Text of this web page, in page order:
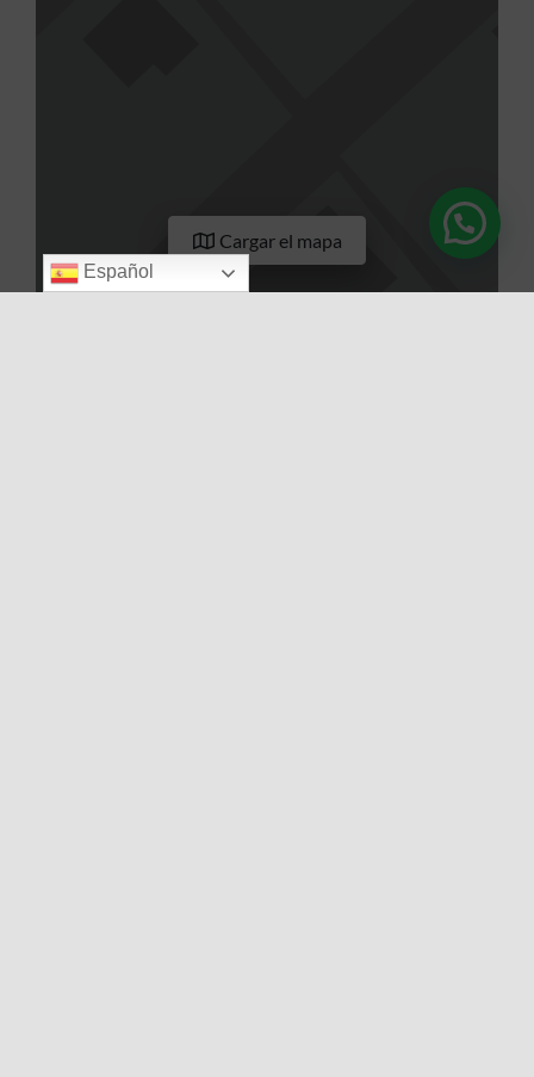
Cargar el mapa
Español